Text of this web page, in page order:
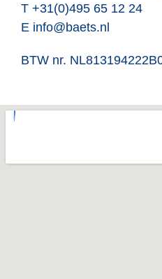
T +31(0)495 65 12 24
E info@baets.nl
BTW nr.